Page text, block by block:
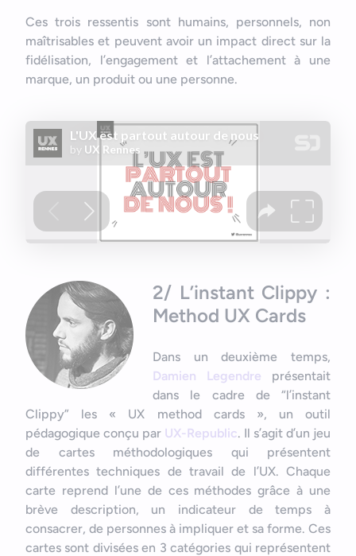
Ces trois ressentis sont humains, personnels, non
maîtrisables et peuvent avoir un impact direct sur la
fidélisation, l’engagement et l’attachement à une
marque, un produit ou une personne.
2/ L’instant Clippy :
Method UX Cards
Dans un deuxième temps,
Damien Legendre présentait
dans le cadre de “l’instant
Clippy” les « UX method cards », un outil
pédagogique conçu par UX-Republic. Il s’agit d’un jeu
de cartes méthodologiques qui présentent
différentes techniques de travail de l’UX. Chaque
carte reprend l’une de ces méthodes grâce à une
brève description, un indicateur de temps à
consacrer, de personnes à impliquer et sa forme. Ces
cartes sont divisées en 3 catégories qui représentent